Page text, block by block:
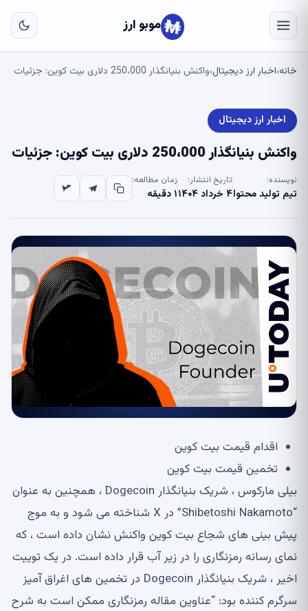
موبو ارز
خانه›اخبار ارز دیجیتال›واکنش بنیانگذار 250،000 دلاری بیت کوین: جزئیات
اخبار ارز دیجیتال
واکنش بنیانگذار 250،000 دلاری بیت کوین: جزئیات
نویسنده:
تیم تولید محتوا
تاریخ انتشار:
۴ خرداد ۱۴۰۴
زمان مطالعه:
۱ دقیقه
اقدام قیمت بیت کوین
تخمین قیمت بیت کوین
بیلی مارکوس ، شریک بنیانگذار Dogecoin ، همچنین به عنوان
“Shibetoshi Nakamoto” در X شناخته می شود و به موج
پیش بینی های شجاع بیت کوین واکنش نشان داده است ، که
نمای رسانه رمزنگاری را در زیر آب قرار داده است. در یک توییت
اخیر ، شریک بنیانگذار Dogecoin در تخمین های اغراق آمیز
سرگرم کننده بود: “عناوین مقاله رمزنگاری ممکن است به شرح